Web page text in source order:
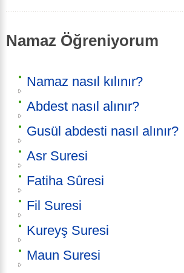
Namaz Öğreniyorum
Namaz nasıl kılınır?
Abdest nasıl alınır?
Gusül abdesti nasıl alınır?
Asr Suresi
Fatiha Sûresi
Fil Suresi
Kureyş Suresi
Maun Suresi